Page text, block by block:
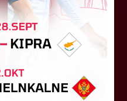
UEFA
trešajā kārtā
FC RFS izbraukumā ar
06. augusts 2026.